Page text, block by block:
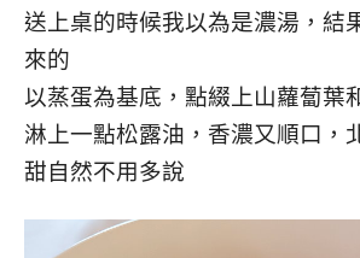
送上桌的時候我以為是濃湯，結
來的
以蒸蛋為基底，點綴上山蘿蔔葉
淋上一點松露油，香濃又順口，
甜自然不用多說